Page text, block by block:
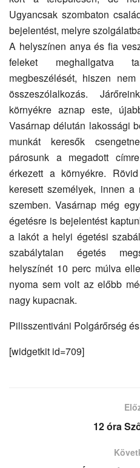
Ugyancsak szombaton
bejelentést, melyre
A helyszínen anya és fia
feleket meghallgatva
megbeszélését, hiszen
összeszólalkozás.
környékre aznap este,
Vasárnap délután lakossági
munkát keresők
párosunk a megadott
érkezett a környékre.
keresett személyek, innen a
szemben. Vasárnap még
égetésre is bejelentést
a lakót a helyi égetési
szabálytalan égetés
helyszínét 10 perc múlva
nyoma sem volt az előbb
nagy kupacnak.
Pilisszentiváni Polgárőrség
[widgetkit id=709]
12 óra